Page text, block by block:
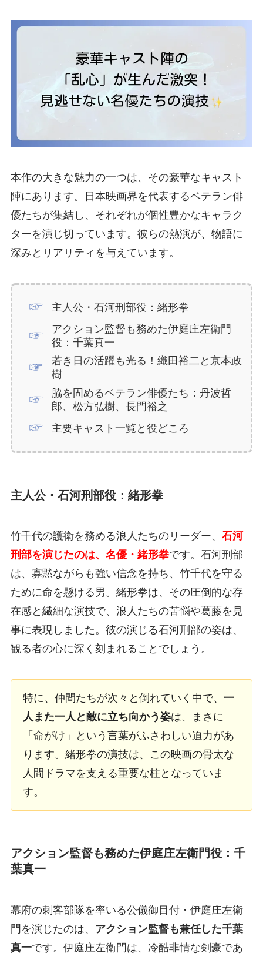
本作の大きな魅力の一つは、その豪華なキャスト
陣にあります。日本映画界を代表するベテラン俳
優たちが集結し、それぞれが個性豊かなキャラク
ターを演じ切っています。彼らの熱演が、物語に
深みとリアリティを与えています。
主人公・石河刑部役：緒形拳
アクション監督も務めた伊庭庄左衛門
役：千葉真一
若き日の活躍も光る！織田裕二と京本政
樹
脇を固めるベテラン俳優たち：丹波哲
郎、松方弘樹、長門裕之
主要キャスト一覧と役どころ
主人公・石河刑部役：緒形拳
竹千代の護衛を務める浪人たちのリーダー、 石河
刑部を演じたのは、名優・緒形拳です。石河刑部
は、寡黙ながらも強い信念を持ち、竹千代を守る
ために命を懸ける男。緒形拳は、その圧倒的な存
在感と繊細な演技で、浪人たちの苦悩や葛藤を見
事に表現しました。彼の演じる石河刑部の姿は、
観る者の心に深く刻まれることでしょう。
特に、仲間たちが次々と倒れていく中で、 一
人また一人と敵に立ち向かう姿は、まさに
「命がけ」という言葉がふさわしい迫力があ
ります。緒形拳の演技は、この映画の骨太な
人間ドラマを支える重要な柱となっていま
す。
アクション監督も務めた伊庭庄左衛門役：千
葉真一
幕府の刺客部隊を率いる公儀御目付・伊庭庄左衛
門を演じたのは、 アクション監督も兼任した千葉
真一です。伊庭庄左衛門は、冷酷非情な剣豪であ